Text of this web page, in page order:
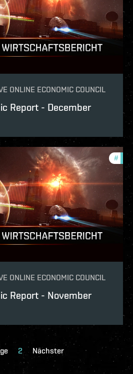
ONLINE ECONOMIC COUNCIL
Report - December
#
ONLINE ECONOMIC COUNCIL
Report - November
2 Nächster